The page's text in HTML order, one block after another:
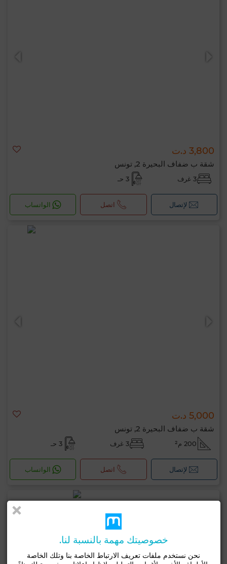
3,800 د.ت
شقة ب ضفاف البحيرة 2, تونس
3 غرف 3 حـ
لإتصال اتصل الواتساب
5,000 د.ت
شقة ب ضفاف البحيرة 2, تونس
200 م² 3 غرف 3 حـ
لإتصال اتصل الواتساب
خصوصيتك مهمة بالنسبة لنا.
نحن نستخدم ملفات تعريف الارتباط الخاصة بنا وتلك الخاصة